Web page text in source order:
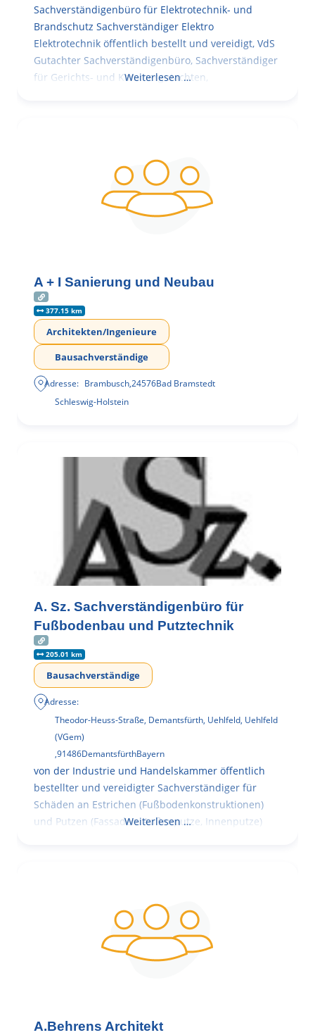
Sachverständigenbüro für Elektrotechnik- und
Brandschutz Sachverständiger Elektro
Elektrotechnik öffentlich bestellt und vereidigt, VdS
Gutachter Sachverständigenbüro, Sachverständiger
für Gerichts- und Kammergutachten,
Weiterlesen …
A + I Sanierung und Neubau
377.15 km
Architekten/Ingenieure
Bausachverständige
Adresse: Brambusch,24576Bad Bramstedt
Schleswig-Holstein
A. Sz. Sachverständigenbüro für
Fußbodenbau und Putztechnik
205.01 km
Bausachverständige
Adresse:
Theodor-Heuss-Straße, Demantsfürth, Uehlfeld, Uehlfeld
(VGem)
,91486DemantsfürthBayern
von der Industrie und Handelskammer öffentlich
bestellter und vereidigter Sachverständiger für
Schäden an Estrichen (Fußbodenkonstruktionen)
und Putzen (Fassaden, Außenputze, Innenputze)
Weiterlesen …
A.Behrens Architekt